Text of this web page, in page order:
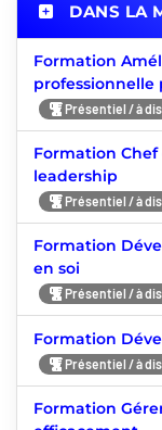
DANS LA
Formation
professionnelle
Présentiel / à
Formation
leadership
Présentiel / à
Formation
en soi
Présentiel / à
Formation
Présentiel / à
Formation